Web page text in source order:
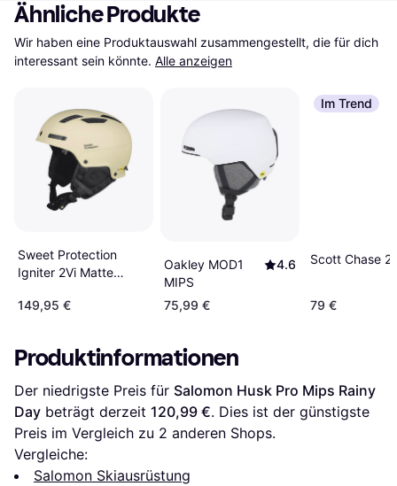
Ähnliche Produkte
Wir haben eine Produktauswahl zusammengestellt, die für dich
interessant sein könnte. Alle anzeigen
Sweet Protection
Igniter 2Vi Matte
149,95 €
Oakley MOD1
MIPS
4.6
75,99 €
Im Trend
Scott Chase 2
79 €
Produktinformationen
Der niedrigste Preis für Salomon Husk Pro Mips Rainy
Day beträgt derzeit 120,99 €. Dies ist der günstigste
Preis im Vergleich zu 2 anderen Shops.
Vergleiche:
Salomon Skiausrüstung